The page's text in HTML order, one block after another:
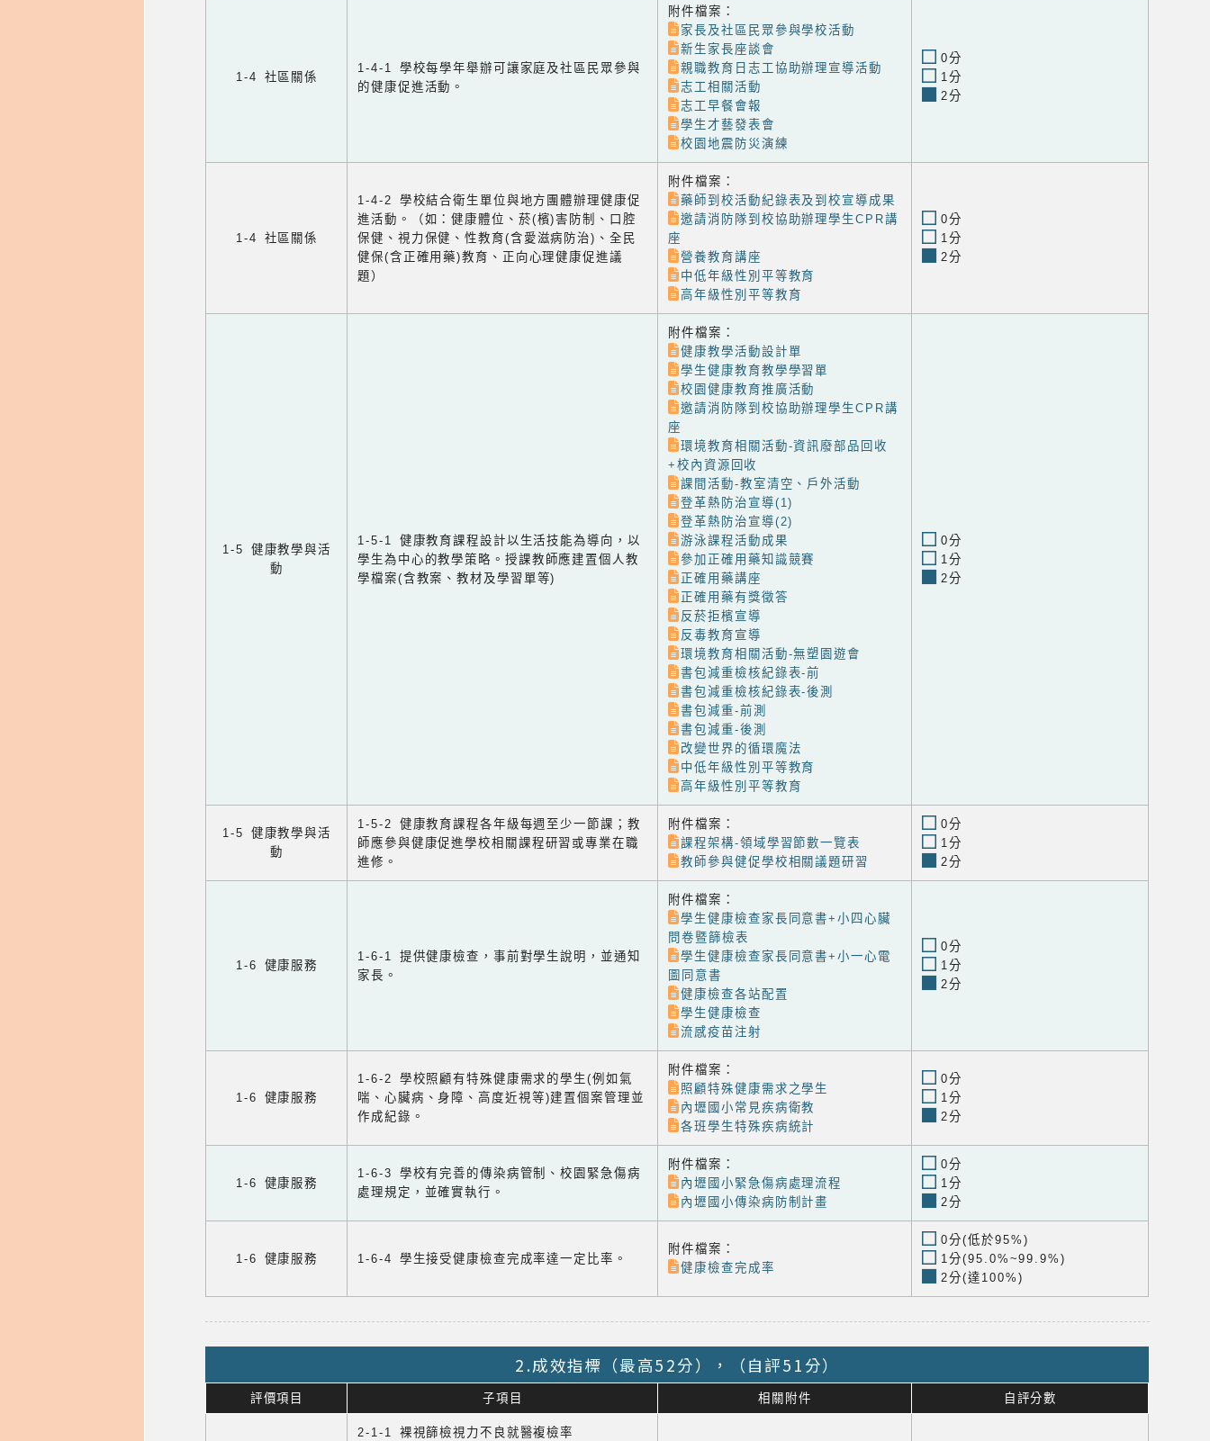
1-4 社區關係
1-4-1 學校每學年舉辦可讓家庭及社區民眾參與
的健康促進活動。
附件檔案：
家長及社區民眾參與學校活動
新生家長座談會
親職教育日志工協助辦理宣導活動
志工相關活動
志工早餐會報
學生才藝發表會
校園地震防災演練
0分
1分
2分
1-4 社區關係
1-4-2 學校結合衛生單位與地方團體辦理健康促
進活動。（如：健康體位、菸(檳)害防制、口腔
保健、視力保健、性教育(含愛滋病防治)、全民
健保(含正確用藥)教育、正向心理健康促進議
題）
附件檔案：
藥師到校活動紀錄表及到校宣導成果
邀請消防隊到校協助辦理學生CPR講
座
營養教育講座
中低年級性別平等教育
高年級性別平等教育
0分
1分
2分
1-5 健康教學與活
動
1-5-1 健康教育課程設計以生活技能為導向，以
學生為中心的教學策略。授課教師應建置個人教
學檔案(含教案、教材及學習單等)
附件檔案：
健康教學活動設計單
學生健康教育教學學習單
校園健康教育推廣活動
邀請消防隊到校協助辦理學生CPR講
座
環境教育相關活動-資訊廢部品回收
+校內資源回收
課間活動-教室清空、戶外活動
登革熱防治宣導(1)
登革熱防治宣導(2)
游泳課程活動成果
參加正確用藥知識競賽
正確用藥講座
正確用藥有獎徵答
反菸拒檳宣導
反毒教育宣導
環境教育相關活動-無塑園遊會
書包減重檢核紀錄表-前
書包減重檢核紀錄表-後測
書包減重-前測
書包減重-後測
改變世界的循環魔法
中低年級性別平等教育
高年級性別平等教育
0分
1分
2分
1-5 健康教學與活
動
1-5-2 健康教育課程各年級每週至少一節課；教
師應參與健康促進學校相關課程研習或專業在職
進修。
附件檔案：
課程架構-領域學習節數一覽表
教師參與健促學校相關議題研習
0分
1分
2分
1-6 健康服務
1-6-1 提供健康檢查，事前對學生說明，並通知
家長。
附件檔案：
學生健康檢查家長同意書+小四心臟
問卷暨篩檢表
學生健康檢查家長同意書+小一心電
圖同意書
健康檢查各站配置
學生健康檢查
流感疫苗注射
0分
1分
2分
1-6 健康服務
1-6-2 學校照顧有特殊健康需求的學生(例如氣
喘、心臟病、身障、高度近視等)建置個案管理並
作成紀錄。
附件檔案：
照顧特殊健康需求之學生
內壢國小常見疾病衛教
各班學生特殊疾病統計
0分
1分
2分
1-6 健康服務
1-6-3 學校有完善的傳染病管制、校園緊急傷病
處理規定，並確實執行。
附件檔案：
內壢國小緊急傷病處理流程
內壢國小傳染病防制計畫
0分
1分
2分
1-6 健康服務 1-6-4 學生接受健康檢查完成率達一定比率。
附件檔案：
健康檢查完成率
0分(低於95%)
1分(95.0%~99.9%)
2分(達100%)
2.成效指標（最高52分），（自評51分）
評價項目 子項目 相關附件 自評分數
2-1-1 裸視篩檢視力不良就醫複檢率